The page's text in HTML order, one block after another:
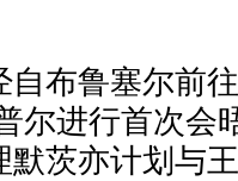
自布鲁塞尔前
尔进行首次会
默茨亦计划与